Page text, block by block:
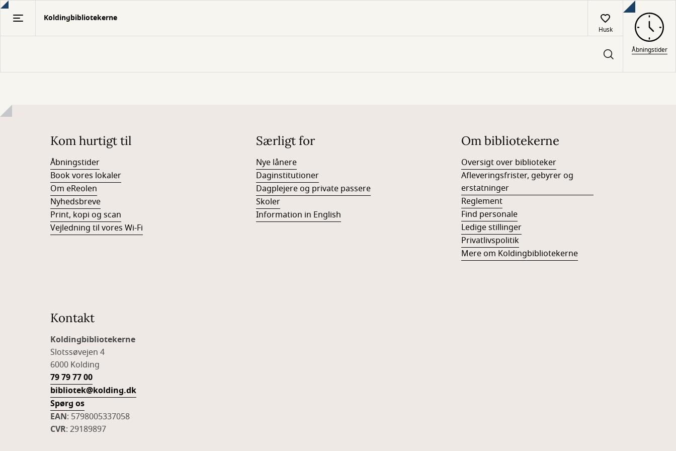
Gå
Koldingbibliotekerne
Husk
Åbningstider
Kom hurtigt til
Åbningstider
Book vores lokaler
Om eReolen
Nyhedsbreve
Print, kopi og scan
Vejledning til vores Wi-Fi
Særligt for
Nye lånere
Daginstitutioner
Dagplejere og private passere
Skoler
Information in English
Om bibliotekerne
Oversigt over biblioteker
Afleveringsfrister, gebyrer og
erstatninger
Reglement
Find personale
Ledige stillinger
Privatlivspolitik
Mere om Koldingbibliotekerne
Kontakt
Koldingbibliotekerne
Slotssøvejen 4
6000 Kolding
79 79 77 00
bibliotek@kolding.dk
Spørg os
EAN: 5798005337058
CVR: 29189897